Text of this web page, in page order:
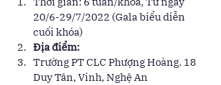
20/6-29/7/2022 (Gala biểu diễn
cuối khóa)
Địa điểm:
Trường PT CLC Phượng Hoàng. 18
Duy Tân, Vinh, Nghệ An